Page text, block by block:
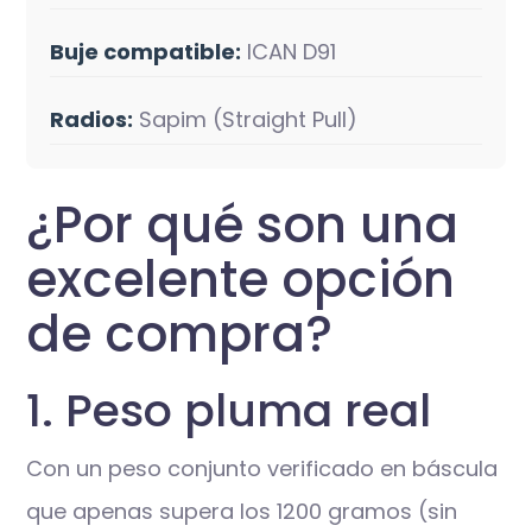
Buje compatible: ICAN D91
Radios: Sapim (Straight Pull)
¿Por qué son una
excelente opción
de compra?
1. Peso pluma real
Con un peso conjunto verificado en báscula
que apenas supera los 1200 gramos (sin